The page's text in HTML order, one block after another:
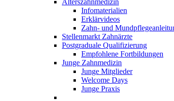
Infomaterialien
Erklärvideos
Zahn- und
Stellenmarkt Zahnärzte
Postgraduale Qualifizierung
Empfohlene Fortbildungen
Junge Zahnmedizin
Junge Mitglieder
Welcome Days
Junge Praxis